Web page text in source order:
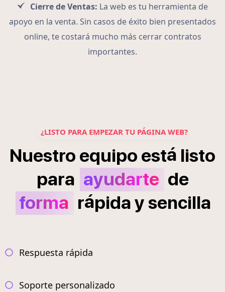
Cierre de Ventas: La web es tu herramienta de
apoyo en la venta. Sin casos de éxito bien presentados
online, te costará mucho más cerrar contratos
importantes.
¿LISTO PARA EMPEZAR TU PÁGINA WEB?
Nuestro equipo está listo
para ayudarte de
forma rápidaysencilla
Respuesta rápida
Soporte personalizado